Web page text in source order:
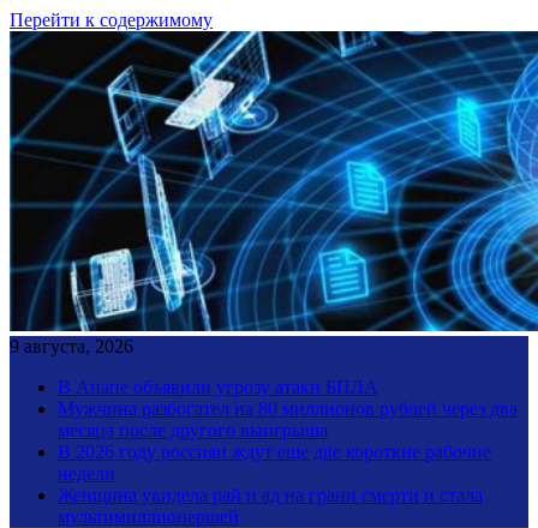
Перейти к содержимому
9 августа, 2026
В Анапе объявили угрозу атаки БПЛА
Мужчина разбогател на 80 миллионов рублей через два
месяца после другого выигрыша
В 2026 году россиян ждут еще две короткие рабочие
недели
Женщина увидела рай и ад на грани смерти и стала
мультимиллионершей